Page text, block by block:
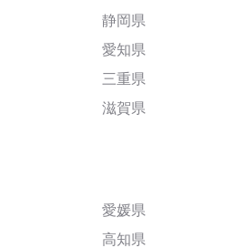
静岡県
愛知県
三重県
滋賀県
愛媛県
高知県